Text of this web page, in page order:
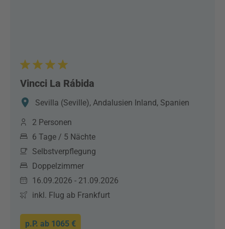
Vincci La Rábida
Sevilla (Seville), Andalusien Inland, Spanien
2 Personen
6 Tage / 5 Nächte
Selbstverpflegung
Doppelzimmer
16.09.2026 - 21.09.2026
inkl. Flug ab Frankfurt
p.P. ab 1065 €